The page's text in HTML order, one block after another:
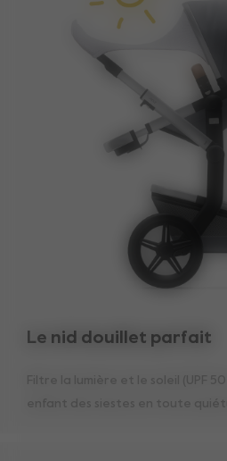
Le nid douillet parfait